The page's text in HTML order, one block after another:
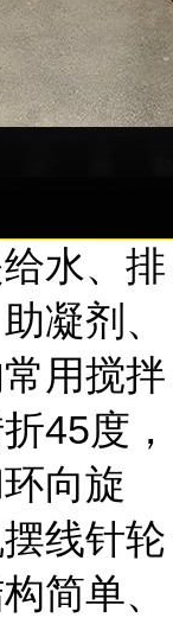
水、排
凝剂、
用搅拌
45度，
向旋
线针轮
简单、